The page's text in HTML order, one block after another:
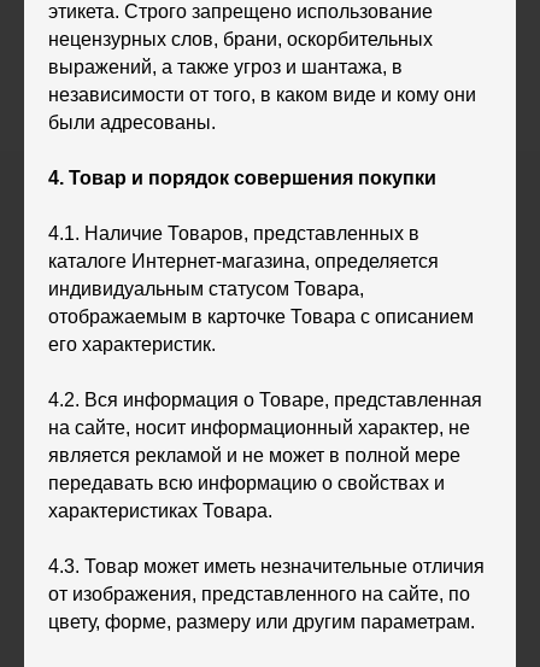
этикета. Строго запрещено использование
нецензурных слов, брани, оскорбительных
выражений, а также угроз и шантажа, в
независимости от того, в каком виде и кому они
были адресованы.
4. Товар и порядок совершения покупки
4.1. Наличие Товаров, представленных в
каталоге Интернет-магазина, определяется
индивидуальным статусом Товара,
отображаемым в карточке Товара с описанием
его характеристик.
4.2. Вся информация о Товаре, представленная
на сайте, носит информационный характер, не
является рекламой и не может в полной мере
передавать всю информацию о свойствах и
характеристиках Товара.
4.3. Товар может иметь незначительные отличия
от изображения, представленного на сайте, по
цвету, форме, размеру или другим параметрам.